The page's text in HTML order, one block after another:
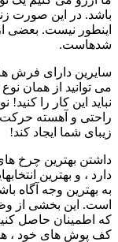
باشد. در این صورت
اینطور نیست. بعضی
شدهاست.
سایرین دارای فرش
می توانید از همان
نباید این کار را
راحتی و آهسته حرکت
زیبای شما ایجاد کند!
داشتن بهترین چرخ
دارد ، و بهترین
به بهترین وجه آگاه
است. این بخشی از
که اطمینان حاصل
کف پوش های خود ،